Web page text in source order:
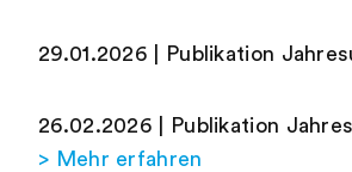
29.01.2026 | Publikation
26.02.2026 | Publikation
> Mehr erfahren